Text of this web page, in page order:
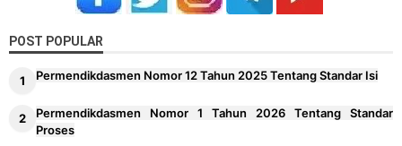
POST POPULAR
Permendikdasmen Nomor 12 Tahun 2025 Tentang Standar Isi
Permendikdasmen Nomor 1 Tahun 2026 Tentang Standar
Proses